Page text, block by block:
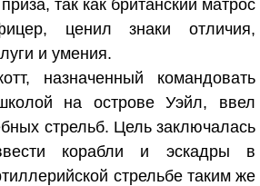
так как британский матрос
ценил знаки отличия,
и умения.
назначенный командовать
на острове Уэйл, ввел
стрельб. Цель заключалась
корабли и эскадры в
стрельбе таким же